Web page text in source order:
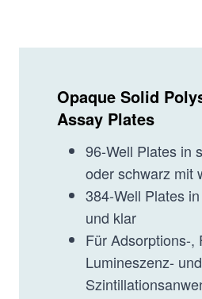
Opaque Solid
Assay Plates
96-Well Plates in
oder schwarz mit
384-Well Plates
und klar
Für Adsorptions-,
Lumineszenz- und